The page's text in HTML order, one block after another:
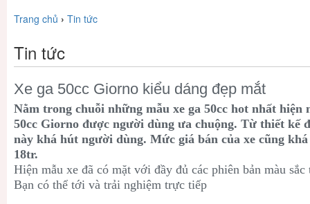
Trang chủ › Tin tức
Tin tức
Xe ga 50cc Giorno kiểu dáng đẹp mắt
Nằm trong chuỗi những mẫu xe ga 50cc hot nhất hiện
50cc Giorno được người dùng ưa chuộng. Từ thiết kế
này khá hút người dùng. Mức giá bán của xe cũng
18tr.
Hiện mẫu xe đã có mặt với đầy đủ các phiên bản màu
Bạn có thể tới và trải nghiệm trực tiếp